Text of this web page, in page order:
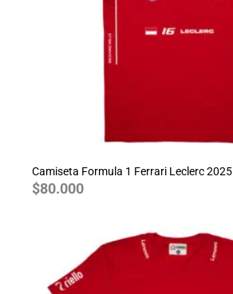
Camiseta Formula 1 Ferrari Leclerc 2025
$80.000